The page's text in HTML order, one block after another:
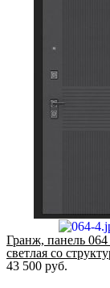
Гранж, панель
светлая со
43 500 руб.